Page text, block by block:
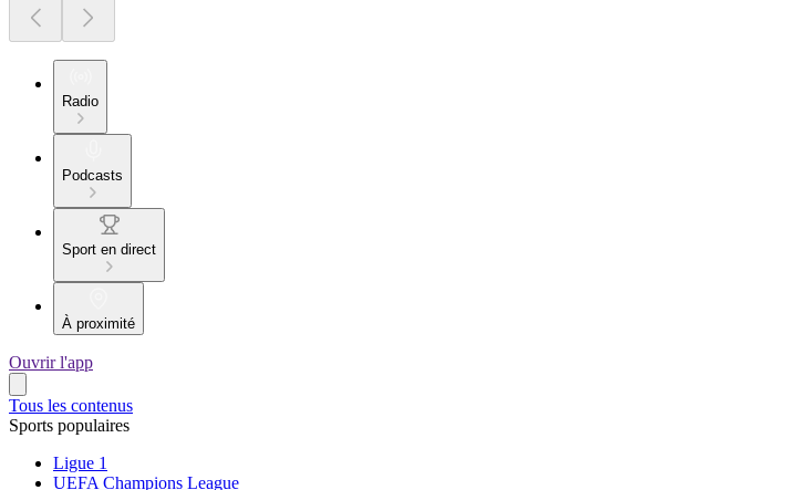
Radio
Podcasts
Sport en direct
À proximité
Ouvrir l'app
Tous les contenus
Sports populaires
Ligue 1
UEFA Champions League